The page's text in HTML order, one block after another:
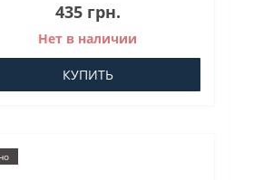
АКПП
435 грн.
Нет в наличии
КУПИТЬ